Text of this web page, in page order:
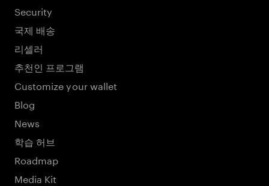
Security
국제 배송
리셀러
추천인 프로그램
Customize your wallet
Blog
News
학습 허브
Roadmap
Media Kit